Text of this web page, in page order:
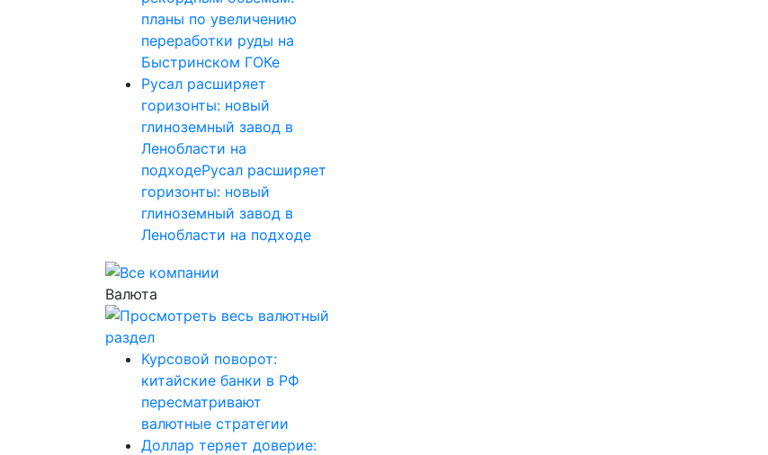
планы по увеличению
переработки руды на
Быстринском ГОКе
Русал расширяет
горизонты: новый
глиноземный завод в
Ленобласти на
подходеРусал расширяет
горизонты: новый
глиноземный завод в
Ленобласти на подходе
Валюта
Курсовой поворот:
китайские банки в РФ
пересматривают
валютные стратегии
Доллар теряет доверие: